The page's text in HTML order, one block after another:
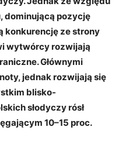
dominującą pozycję
konkurencję ze strony
wytwórcy rozwijają
Głównymi
jednak rozwijają się
blisko-
słodyczy rósł
10–15 proc.